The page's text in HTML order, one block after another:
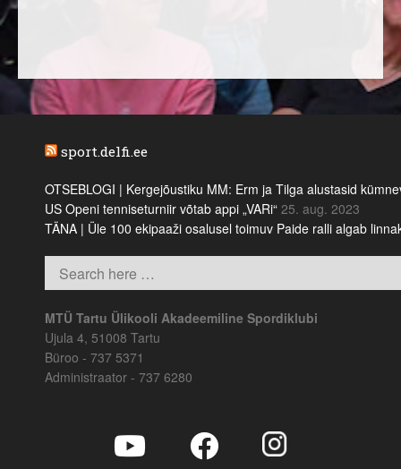
sport.delfi.ee
OTSEBLOGI | Kergejõustiku MM: Erm ja Tilga alustasid
US Openi tenniseturniir võtab appi „VARi“ 25. aug. 2023
TÄNA | Üle 100 ekipaaži osalusel toimuv Paide ralli algab
MTÜ Tartu Ülikooli Akadeemiline Spordiklubi
Ujula 4, 51008 Tartu
Büroo - 737 5371
Administraator - 737 6280